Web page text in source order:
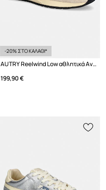
-20% ΣΤΟ ΚΑΛΑΘΙ*
AUTRY Reelwind Low αθλητικά Ανδρικά σουέτ
199,90 €